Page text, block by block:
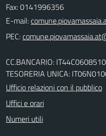
Fax: 0141996356
E-mail:
PEC:
CC.BANCARIO:
TESORERIA UNICA:
Ufficio relazioni con il pubblico
Uffici e orari
Numeri utili